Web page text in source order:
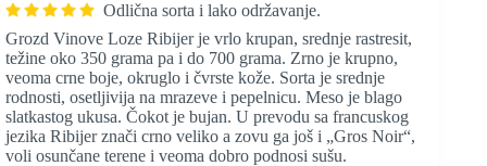
Odlična sorta i lako održavanje.
Grozd Vinove Loze Ribijer je vrlo krupan, srednje rastresit,
težine oko 350 grama pa i do 700 grama. Zrno je krupno,
veoma crne boje, okruglo i čvrste kože. Sorta je srednje
rodnosti, osetljivija na mrazeve i pepelnicu. Meso je blago
slatkastog ukusa. Čokot je bujan. U prevodu sa francuskog
jezika Ribijer znači crno veliko a zovu ga još i „Gros Noir“,
voli osunčane terene i veoma dobro podnosi sušu.